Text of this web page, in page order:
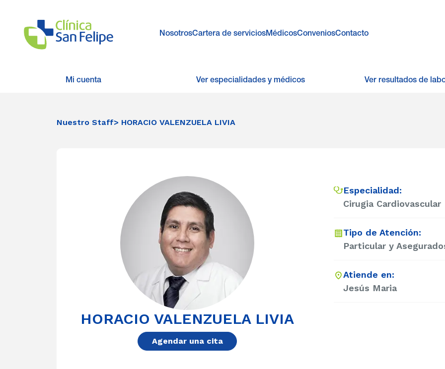
NosotrosCartera de serviciosMédicosConveniosContacto
Mi cuenta Ver especialidades y médicos Ver resultados de
Nuestro Staff> HORACIO VALENZUELA LIVIA
HORACIO VALENZUELA LIVIA
Agendar una cita
Especialidad:
Cirugia Cardiovascular
Tipo de Atención:
Particular y
Atiende en:
Jesús Maria